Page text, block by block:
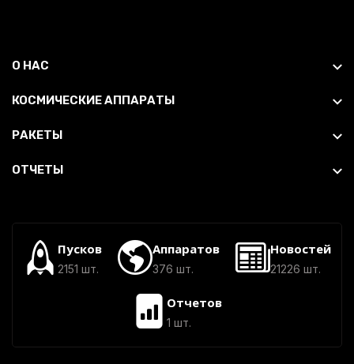
О НАС
КОСМИЧЕСКИЕ АППАРАТЫ
РАКЕТЫ
ОТЧЕТЫ
Пусков
2151 шт.
Аппаратов
376 шт.
Новостей
21226 шт.
Отчетов
1 шт.